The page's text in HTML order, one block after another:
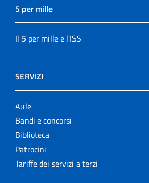
5 per mille
Il 5 per mille e l'ISS
SERVIZI
Aule
Bandi e concorsi
Biblioteca
Patrocini
Tariffe dei servizi a terzi